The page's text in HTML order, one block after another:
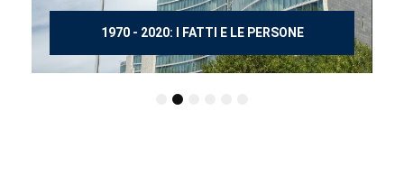
150 ANNI DOPO MANZONI